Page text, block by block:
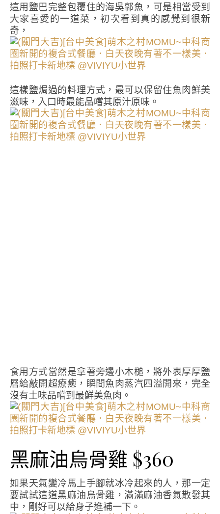
這用鹽巴完整包覆住的海吳郭魚，可是相當受到
大家喜愛的一道菜，初次看到真的感覺到很新
奇，
這樣鹽焗過的料理方式，最可以保留住魚肉鮮美
滋味，入口時最能品嚐其原汁原味。
食用方式當然是拿著旁邊小木槌，將外表厚厚鹽
層給敲開超療癒，瞬間魚肉蒸汽四溢開來，完全
沒有土味品嚐到最鮮美魚肉。
黑麻油烏骨雞 $360
如果天氣變冷馬上手腳就冰冷起來的人，那一定
要試試這道黑麻油烏骨雞，滿滿麻油香氣散發其
中，剛好可以給身子進補一下。